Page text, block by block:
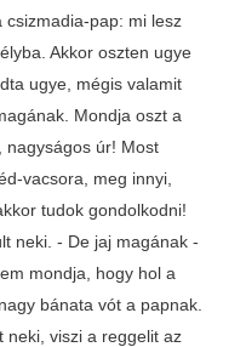
csizmadia-pap: mi lesz
Akkor oszten ugye
ugye, mégis valamit
Mondja oszt a
nagyságos úr! Most
vacsora, meg innyi,
tudok gondolkodni!
neki. - De jaj magának -
mondja, hogy hol a
bánata vót a papnak.
neki, viszi a reggelit az